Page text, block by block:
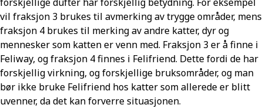
vil fraksjon 3 brukes til avmerking av trygge områder, mens
fraksjon 4 brukes til merking av andre katter, dyr og
mennesker som katten er venn med. Fraksjon 3 er å finne i
Feliway, og fraksjon 4 finnes i Felifriend. Dette fordi de har
forskjellig virkning, og forskjellige bruksområder, og man
bør ikke bruke Felifriend hos katter som allerede er blitt
uvenner, da det kan forverre situasjonen.